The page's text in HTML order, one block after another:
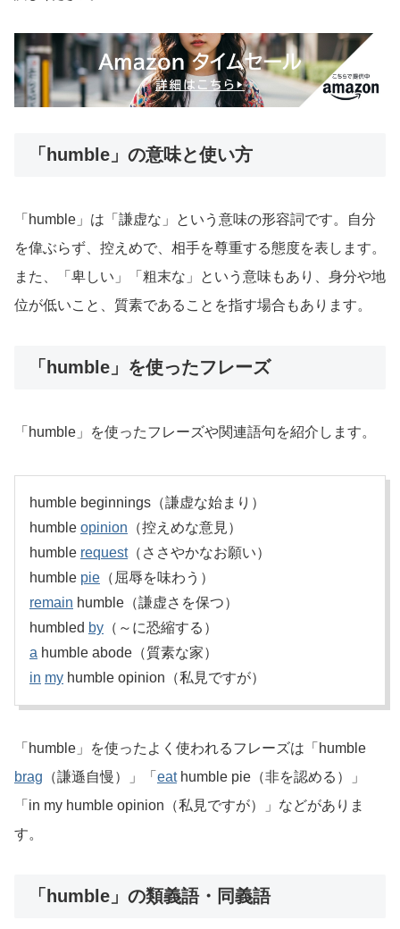
「humble」の意味と使い方
「humble」は「謙虚な」という意味の形容詞です。自分
を偉ぶらず、控えめで、相手を尊重する態度を表します。
また、「卑しい」「粗末な」という意味もあり、身分や地
位が低いこと、質素であることを指す場合もあります。
「humble」を使ったフレーズ
「humble」を使ったフレーズや関連語句を紹介します。
humble beginnings（謙虚な始まり）
humble opinion （控えめな意見）
humble request（ささやかなお願い）
humble pie （屈辱を味わう）
remain humble（謙虚さを保つ）
humbled by （～に恐縮する）
a humble abode（質素な家）
in my humble opinion（私見ですが）
「humble」を使ったよく使われるフレーズは「humble
brag （謙遜自慢）」「 eathumble pie（非を認める）」
「in my humble opinion（私見ですが）」などがありま
す。
「humble」の類義語・同義語